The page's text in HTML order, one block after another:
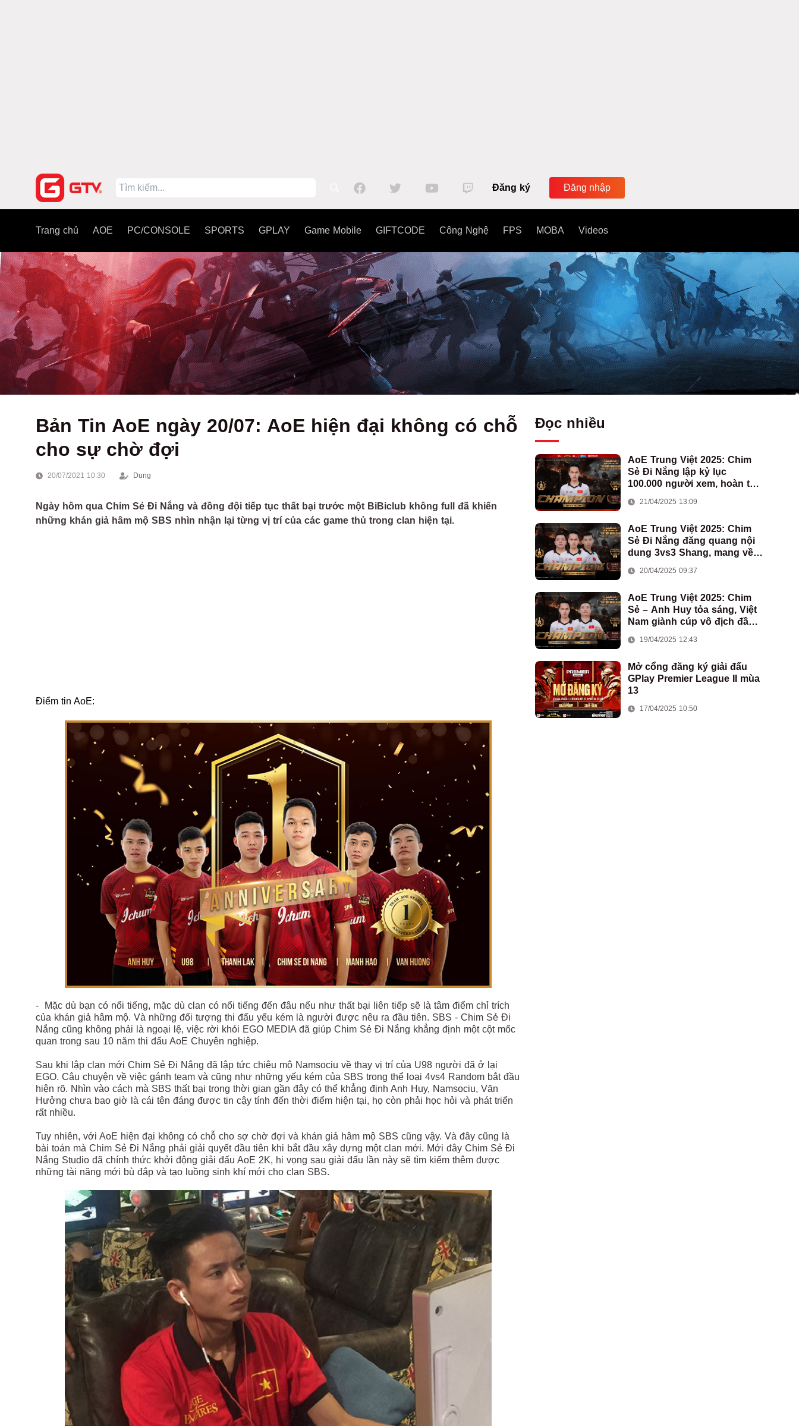
Đăng ký Đăng nhập
Trang chủ AOE PC/CONSOLE SPORTS GPLAY Game Mobile GIFTCODE Công Nghệ FPS MOBA Videos
Bản Tin AoE ngày 20/07: AoE hiện đại không có chỗ
cho sự chờ đợi
20/07/2021 10:30 Dung
Ngày hôm qua Chim Sẻ Đi Nắng và đồng đội tiếp tục thất bại trước một BiBiclub không full đã khiến
những khán giả hâm mộ SBS nhìn nhận lại từng vị trí của các game thủ trong clan hiện tại.
Điểm tin AoE:
- Mặc dù bạn có nổi tiếng, mặc dù clan có nổi tiếng đến đâu nếu như thất bại liên tiếp sẽ là tâm điểm chỉ trích
của khán giả hâm mộ. Và những đối tượng thi đấu yếu kém là người được nêu ra đầu tiên. SBS - Chim Sẻ Đi
Nắng cũng không phải là ngoại lệ, việc rời khỏi EGO MEDIA đã giúp Chim Sẻ Đi Nắng khẳng định một cột mốc
quan trong sau 10 năm thi đấu AoE Chuyên nghiệp.
Sau khi lập clan mới Chim Sẻ Đi Nắng đã lập tức chiêu mộ Namsociu về thay vị trí của U98 người đã ở lại
EGO. Câu chuyện về việc gánh team và cũng như những yếu kém của SBS trong thể loại 4vs4 Random bắt đầu
hiện rõ. Nhìn vào cách mà SBS thất bại trong thời gian gần đây có thể khẳng định Anh Huy, Namsociu, Văn
Hưởng chưa bao giờ là cái tên đáng được tin cậy tính đến thời điểm hiện tại, họ còn phải học hỏi và phát triển
rất nhiều.
Tuy nhiên, với AoE hiện đại không có chỗ cho sợ chờ đợi và khán giả hâm mộ SBS cũng vậy. Và đây cũng là
bài toán mà Chim Sẻ Đi Nắng phải giải quyết đầu tiên khi bắt đầu xây dựng một clan mới. Mới đây Chim Sẻ Đi
Nắng Studio đã chính thức khởi động giải đấu AoE 2K, hi vọng sau giải đấu lần này sẽ tìm kiếm thêm được
những tài năng mới bù đắp và tạo luồng sinh khí mới cho clan SBS.
Đọc nhiều
AoE Trung Việt 2025: Chim
Sẻ Đi Nắng lập kỷ lục
100.000 người xem, hoàn tất
Việt Nam
21/04/2025 13:09
AoE Trung Việt 2025: Chim
Sẻ Đi Nắng đăng quang nội
dung 3vs3 Shang, mang về
đoàn AoE Việt Nam
20/04/2025 09:37
AoE Trung Việt 2025: Chim
Sẻ – Anh Huy tỏa sáng, Việt
Nam giành cúp vô địch đầu
19/04/2025 12:43
Mở cổng đăng ký giải đấu
GPlay Premier League II mùa
13
17/04/2025 10:50